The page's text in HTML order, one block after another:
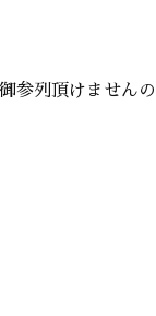
参列頂けませんの